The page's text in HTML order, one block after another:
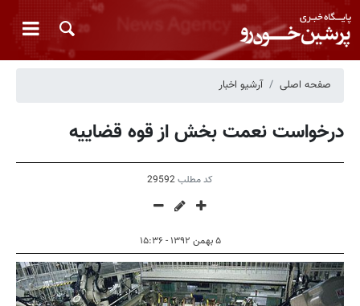
صفحه اصلی آرشیو اخبار
درخواست نعمت بخش از قوه قضاییه
کد مطلب29592
۵ بهمن ۱۳۹۲ - ۱۵:۳۶